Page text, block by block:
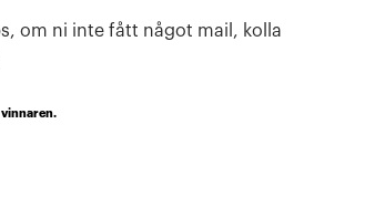
om ni inte fått något mail, kolla
vinnaren.